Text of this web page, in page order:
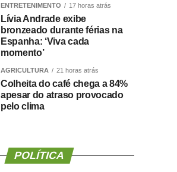
ENTRETENIMENTO 17 horas atrás
Lívia Andrade exibe
bronzeado durante férias na
Espanha: ‘Viva cada
momento’
AGRICULTURA 21 horas atrás
Colheita do café chega a 84%
apesar do atraso provocado
pelo clima
POLÍTICA